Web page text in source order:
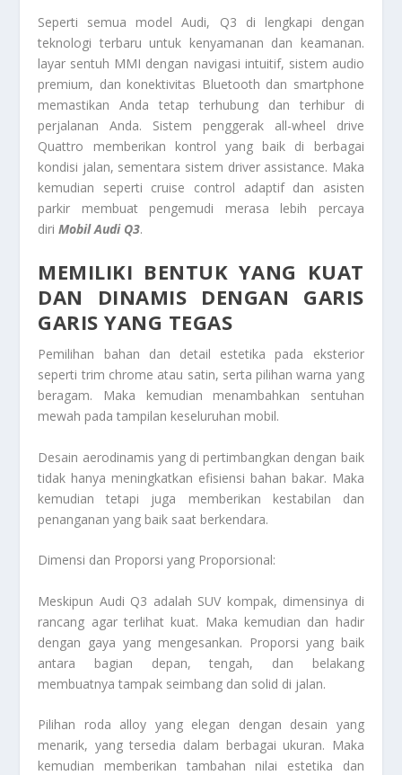
Seperti semua model Audi, Q3 di lengkapi dengan
teknologi terbaru untuk kenyamanan dan keamanan.
layar sentuh MMI dengan navigasi intuitif, sistem audio
premium, dan konektivitas Bluetooth dan smartphone
memastikan Anda tetap terhubung dan terhibur di
perjalanan Anda. Sistem penggerak all-wheel drive
Quattro memberikan kontrol yang baik di berbagai
kondisi jalan, sementara sistem driver assistance. Maka
kemudian seperti cruise control adaptif dan asisten
parkir membuat pengemudi merasa lebih percaya
diri Mobil Audi Q3.
MEMILIKI BENTUK YANG KUAT
DAN DINAMIS DENGAN GARIS
GARIS YANG TEGAS
Pemilihan bahan dan detail estetika pada eksterior
seperti trim chrome atau satin, serta pilihan warna yang
beragam. Maka kemudian menambahkan sentuhan
mewah pada tampilan keseluruhan mobil.
Desain aerodinamis yang di pertimbangkan dengan baik
tidak hanya meningkatkan efisiensi bahan bakar. Maka
kemudian tetapi juga memberikan kestabilan dan
penanganan yang baik saat berkendara.
Dimensi dan Proporsi yang Proporsional:
Meskipun Audi Q3 adalah SUV kompak, dimensinya di
rancang agar terlihat kuat. Maka kemudian dan hadir
dengan gaya yang mengesankan. Proporsi yang baik
antara bagian depan, tengah, dan belakang
membuatnya tampak seimbang dan solid di jalan.
Pilihan roda alloy yang elegan dengan desain yang
menarik, yang tersedia dalam berbagai ukuran. Maka
kemudian memberikan tambahan nilai estetika dan